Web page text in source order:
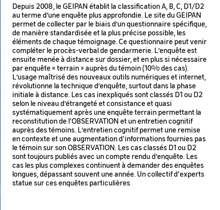
Depuis 2008, le GEIPAN établit la classification A, B, C, D1/D2
au terme d’une enquête plus approfondie. Le site du GEIPAN
permet de collecter par le biais d’un questionnaire spécifique,
de manière standardisée et la plus précise possible, les
éléments de chaque témoignage. Ce questionnaire peut venir
compléter le procès-verbal de gendarmerie. L’enquête est
ensuite menée à distance sur dossier, et en plus si nécessaire
par enquête « terrain » auprès du témoin (10% des cas).
L’usage maîtrisé des nouveaux outils numériques et internet,
révolutionne la technique d’enquête, surtout dans la phase
initiale à distance. Les cas inexpliqués sont classés D1 ou D2
selon le niveau d’étrangeté et consistance et quasi
systématiquement après une enquête terrain permettant la
reconstitution de l'OBSERVATION et un entretien cognitif
auprès des témoins. L’entretien cognitif permet une remise
en contexte et une augmentation d'informations fournies pas
le témoin sur son OBSERVATION. Les cas classés D1 ou D2
sont toujours publiés avec un compte rendu d’enquête. Les
cas les plus complexes continuent à demander des enquêtes
longues, dépassant souvent une année. Un collectif d'experts
statue sur ces enquêtes particulières